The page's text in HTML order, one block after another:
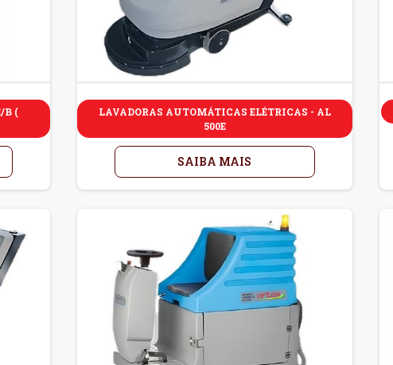
B (
LAVADORAS AUTOMÁTICAS ELÉTRICAS - AL
500E
SAIBA MAIS